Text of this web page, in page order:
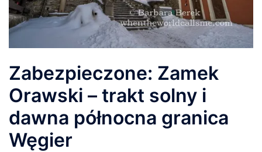
Zabezpieczone: Zamek
Orawski – trakt solny i
dawna północna granica
Węgier